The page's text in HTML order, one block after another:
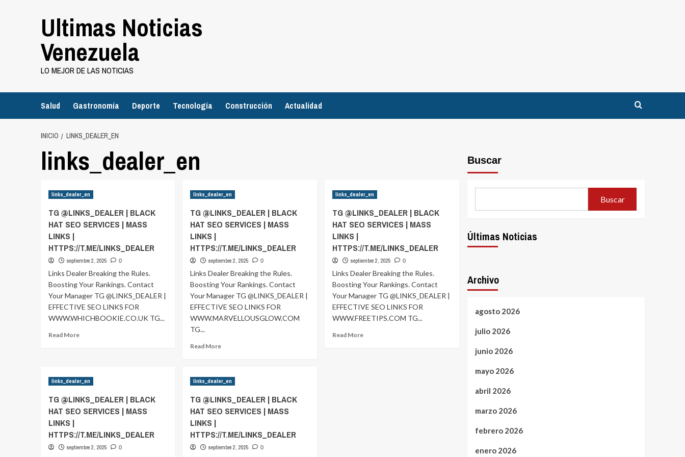
Ultimas Noticias
Venezuela
LO MEJOR DE LAS NOTICIAS
Salud Gastronomía Deporte Tecnología Construcción Actualidad
INICIO LINKS_DEALER_EN
links_dealer_en
links_dealer_en
TG @LINKS_DEALER | BLACK
HAT SEO SERVICES | MASS
LINKS |
HTTPS://T.ME/LINKS_DEALER
septiembre 2, 2025 0
Links Dealer Breaking the Rules.
Boosting Your Rankings. Contact
Your Manager TG @LINKS_DEALER |
EFFECTIVE SEO LINKS FOR
WWW.WHICHBOOKIE.CO.UK TG...
Read MoreRead
|
HAT
SEO
|
MASS
LINKS
links_dealer_en
TG @LINKS_DEALER | BLACK
HAT SEO SERVICES | MASS
LINKS |
HTTPS://T.ME/LINKS_DEALER
septiembre 2, 2025 0
Links Dealer Breaking the Rules.
Boosting Your Rankings. Contact
Your Manager TG @LINKS_DEALER |
EFFECTIVE SEO LINKS FOR
WWW.MARVELLOUSGLOW.COM
TG...
Read MoreRead
@LINKS_DEALER
BLACK
HAT
SERVICES
MASS
links_dealer_en
TG @LINKS_DEALER | BLACK
HAT SEO SERVICES | MASS
LINKS |
HTTPS://T.ME/LINKS_DEALER
septiembre 2, 2025 0
Links Dealer Breaking the Rules.
Boosting Your Rankings. Contact
Your Manager TG @LINKS_DEALER |
EFFECTIVE SEO LINKS FOR
WWW.FREETIPS.COM TG...
Read MoreRead
links_dealer_en
TG @LINKS_DEALER | BLACK
HAT SEO SERVICES | MASS
LINKS |
HTTPS://T.ME/LINKS_DEALER
septiembre 2, 2025 0
links_dealer_en
TG @LINKS_DEALER | BLACK
HAT SEO SERVICES | MASS
LINKS |
HTTPS://T.ME/LINKS_DEALER
septiembre 2, 2025 0
Buscar
Buscar
Últimas Noticias
Archivo
agosto 2026
julio 2026
junio 2026
mayo 2026
abril 2026
marzo 2026
febrero 2026
enero 2026